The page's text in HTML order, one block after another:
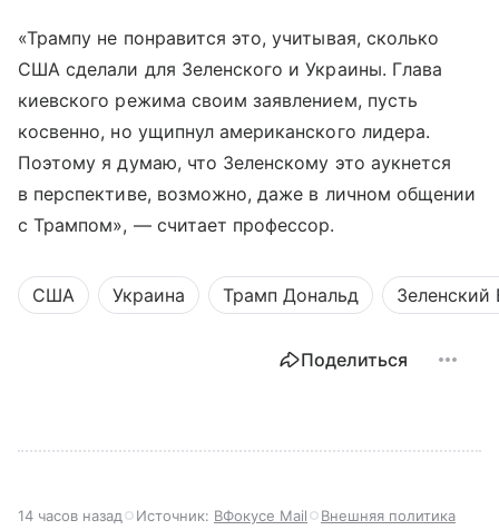
«Трампу не понравится это, учитывая, сколько
США сделали для Зеленского и Украины. Глава
киевского режима своим заявлением, пусть
косвенно, но ущипнул американского лидера.
Поэтому я думаю, что Зеленскому это аукнется
в перспективе, возможно, даже в личном общении
с Трампом», — считает профессор.
США Украина Трамп Дональд
Поделиться
14 часов назад Источник: ВФокусе Mail Внешняя политика